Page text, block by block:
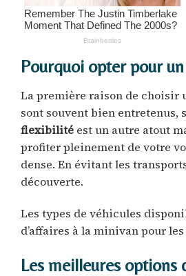
Pourquoi opter pour
La première raison de choisir
sont souvent bien entretenus,
flexibilité est un autre atout
profiter pleinement de votre
dense. En évitant les
découverte.
Les types de véhicules
d’affaires à la minivan pour
Les meilleures